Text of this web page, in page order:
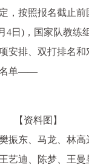
，按照报名截止前
4日)，国家队教练
安排、双打排名
名单——
【资料图】
振东、马龙、林高
艺迪、陈梦、王曼